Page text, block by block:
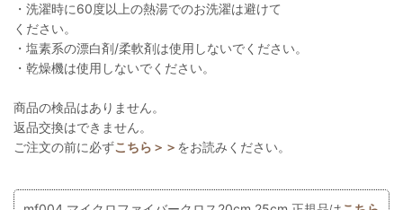
・洗濯時に60度以上の熱湯でのお洗濯は避けて
ください。
・塩素系の漂白剤/柔軟剤は使用しないでください。
・乾燥機は使用しないでください。
商品の検品はありません。
返品交換はできません。
ご注文の前に必ずこちら＞＞ をお読みください。